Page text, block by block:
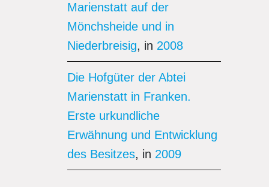
Marienstatt auf der
Mönchsheide und in
Niederbreisig, in 2008
Die Hofgüter der Abtei
Marienstatt in Franken.
Erste urkundliche
Erwähnung und Entwicklung
des Besitzes, in 2009